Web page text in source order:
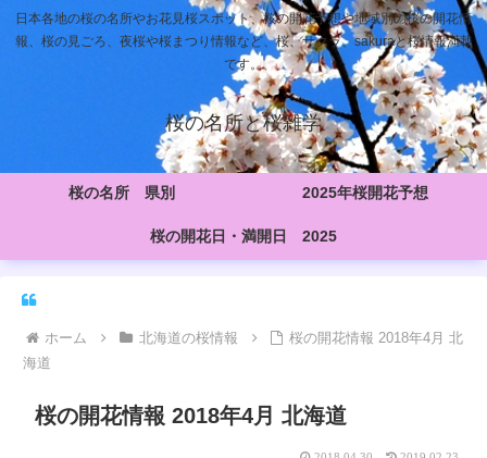
日本各地の桜の名所やお花見桜スポット、桜の開花予想や地域別の桜の開花情
報、桜の見ごろ、夜桜や桜まつり情報など、桜、サクラ、sakuraと桜情報満載
です。
桜の名所と桜雑学
桜の名所 県別 2025年桜開花予想
桜の開花日・満開日 2025
ホーム 北海道の桜情報
桜の開花情報 2018年4月 北
海道
桜の開花情報 2018年4月 北海道